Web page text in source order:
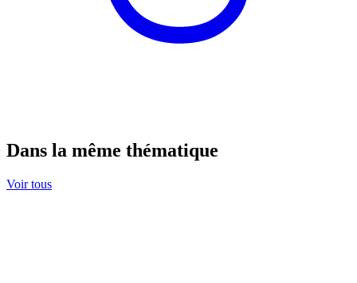
Dans la même thématique
Voir tous